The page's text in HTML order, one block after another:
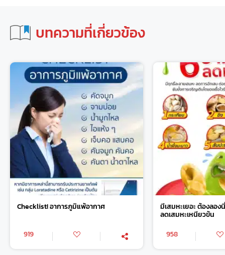
บทความที่เกี่ยวข้อง
Checklist! อาการภูมิแพ้อากาศ
919
มีเสมหะเยอะ ต้องลอง
ลดเสมหะเหนียวข้น
958